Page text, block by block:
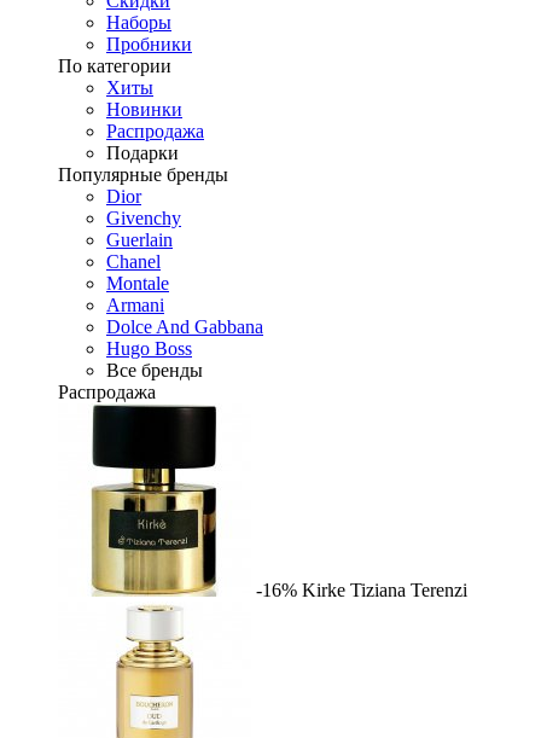
Наборы
Пробники
По категории
Хиты
Новинки
Распродажа
Подарки
Популярные бренды
Dior
Givenchy
Guerlain
Chanel
Montale
Armani
Dolce And Gabbana
Hugo Boss
Все бренды
Распродажа
-16% Kirke Tiziana Terenzi